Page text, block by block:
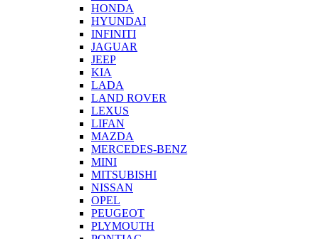
HONDA
HYUNDAI
INFINITI
JAGUAR
JEEP
KIA
LADA
LAND ROVER
LEXUS
LIFAN
MAZDA
MERCEDES-BENZ
MINI
MITSUBISHI
NISSAN
OPEL
PEUGEOT
PLYMOUTH